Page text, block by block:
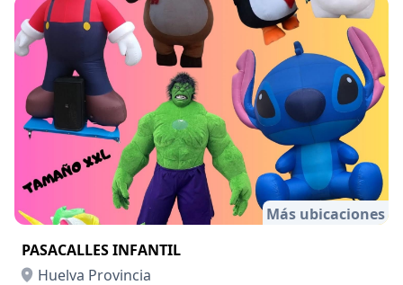
Más ubicaciones
PASACALLES INFANTIL
Huelva Provincia